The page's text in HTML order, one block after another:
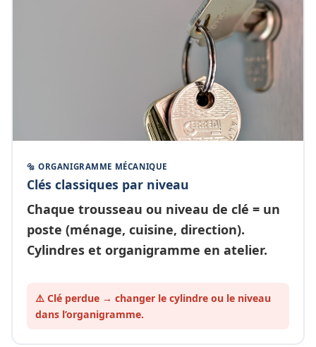
🔩 ORGANIGRAMME MÉCANIQUE
Clés classiques par niveau
Chaque trousseau ou niveau de clé = un
poste (ménage, cuisine, direction).
Cylindres et organigramme en atelier.
⚠️ Clé perdue → changer le cylindre ou le niveau
dans l’organigramme.